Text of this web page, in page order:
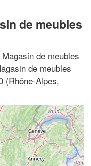
de meubles
de meubles
de meubles
(Rhône-Alpes,